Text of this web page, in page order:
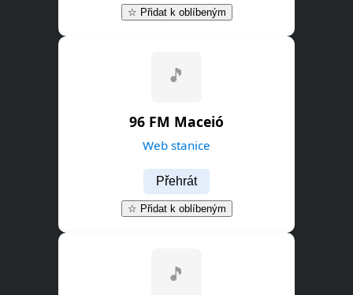
☆ Přidat k oblíbeným
96 FM Maceió
Web stanice
Přehrát
☆ Přidat k oblíbeným
🎵